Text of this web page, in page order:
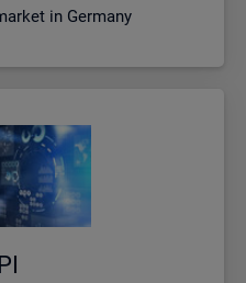
in Germany